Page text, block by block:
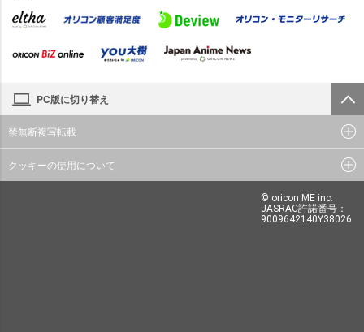
PC版に切り替え
禁無断複写転載
クッキーの使用について
© oricon ME inc.
JASRAC許諾番号：
9009642140Y38026